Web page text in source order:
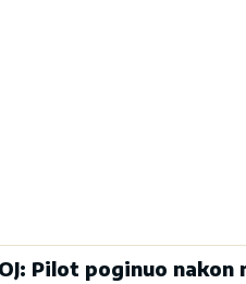
Pilot poginuo